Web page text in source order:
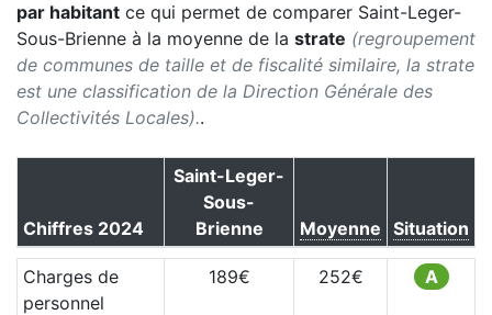
par habitant ce qui permet de comparer Saint-Leger-
Sous-Brienne à la moyenne de la strate (regroupement
de communes de taille et de fiscalité similaire, la strate
est une classification de la Direction Générale des
Collectivités Locales)..
Chiffres 2024
Saint-Leger-
Sous-
Brienne
Moyenne Situation
Charges de
personnel
189€ 252€ A